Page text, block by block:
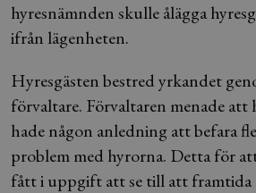
hyresnämnden skulle ålägga
ifrån lägenheten.
Hyresgästen bestred yrkandet
förvaltare. Förvaltaren menade att
hade någon anledning att befara
problem med hyrorna. Detta för
fått i uppgift att se till att framtida